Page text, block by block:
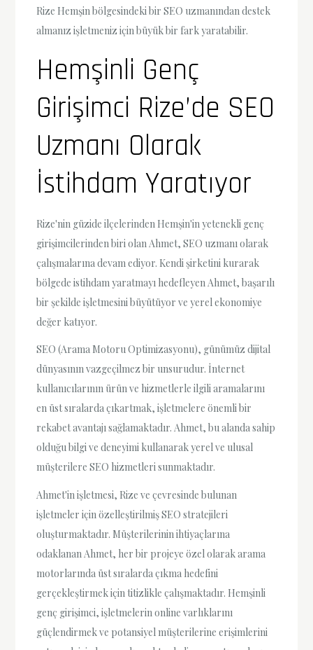
Rize Hemşin bölgesindeki bir SEO uzmanından destek
almanız işletmeniz için büyük bir fark yaratabilir.
Hemşinli Genç
Girişimci Rize’de SEO
Uzmanı Olarak
İstihdam Yaratıyor
Rize'nin güzide ilçelerinden Hemşin'in yetenekli genç
girişimcilerinden biri olan Ahmet, SEO uzmanı olarak
çalışmalarına devam ediyor. Kendi şirketini kurarak
bölgede istihdam yaratmayı hedefleyen Ahmet, başarılı
bir şekilde işletmesini büyütüyor ve yerel ekonomiye
değer katıyor.
SEO (Arama Motoru Optimizasyonu), günümüz dijital
dünyasının vazgeçilmez bir unsurudur. İnternet
kullanıcılarının ürün ve hizmetlerle ilgili aramalarını
en üst sıralarda çıkartmak, işletmelere önemli bir
rekabet avantajı sağlamaktadır. Ahmet, bu alanda sahip
olduğu bilgi ve deneyimi kullanarak yerel ve ulusal
müşterilere SEO hizmetleri sunmaktadır.
Ahmet'in işletmesi, Rize ve çevresinde bulunan
işletmeler için özelleştirilmiş SEO stratejileri
oluşturmaktadır. Müşterilerinin ihtiyaçlarına
odaklanan Ahmet, her bir projeye özel olarak arama
motorlarında üst sıralarda çıkma hedefini
gerçekleştirmek için titizlikle çalışmaktadır. Hemşinli
genç girişimci, işletmelerin online varlıklarını
güçlendirmek ve potansiyel müşterilerine erişimlerini